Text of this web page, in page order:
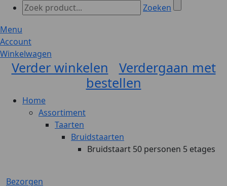
Zoeken
Menu
Account
Winkelwagen
Verder winkelen
Verdergaan met
bestellen
Home
Assortiment
Taarten
Bruidstaarten
Bruidstaart 50 personen 5 etages
Bezorgen